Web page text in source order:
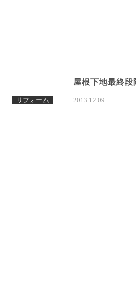
リフォーム
屋根下地最終段
2013.12.09